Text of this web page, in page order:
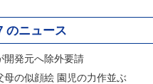
のニュース
開発元へ除外要請
母の似顔絵 園児の力作並ぶ